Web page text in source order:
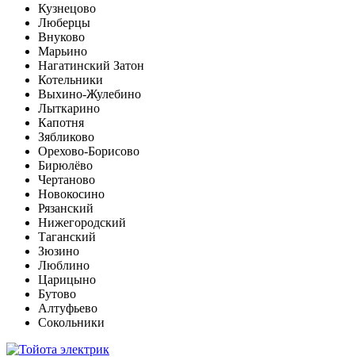
Кузнецово
Люберцы
Внуково
Марьино
Нагатинский Затон
Котельники
Выхино-Жулебино
Лыткарино
Капотня
Зябликово
Орехово-Борисово
Бирюлёво
Чертаново
Новокосино
Рязанский
Нижегородский
Таганский
Зюзино
Люблино
Царицыно
Бутово
Алтуфьево
Сокольники